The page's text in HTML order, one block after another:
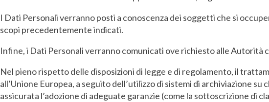
I Dati Personali verranno posti a conoscenza dei soggetti che si
scopi precedentemente indicati.
Infine, i Dati Personali verranno comunicati ove richiesto alle Autorità
Nel pieno rispetto delle disposizioni di legge e di regolamento, il
all’Unione Europea, a seguito dell’utilizzo di sistemi di archiviazione
assicurata l’adozione di adeguate garanzie (come la sottoscrizione di